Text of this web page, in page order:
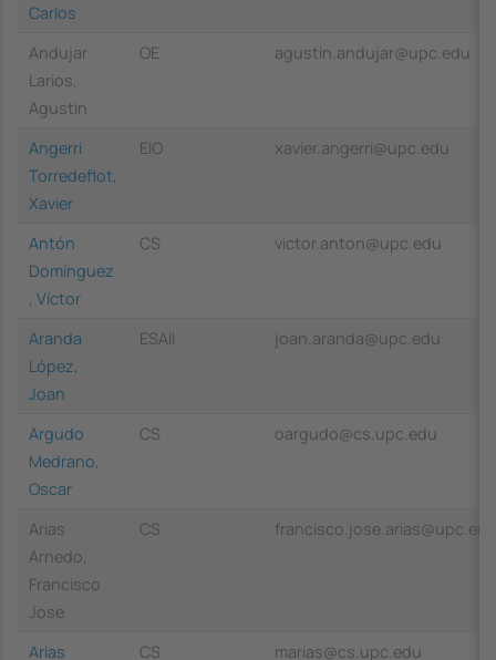
Carlos
Andujar
Larios,
Agustin
OE agustin.andujar@upc.edu
Angerri
Torredeflot,
Xavier
EIO xavier.angerri@upc.edu
Antón
Domínguez
, Víctor
CS victor.anton@upc.edu
Aranda
López,
Joan
ESAII joan.aranda@upc.edu
Argudo
Medrano,
Oscar
CS oargudo@cs.upc.edu
Arias
Arnedo,
Francisco
Jose
CS francisco.jose.arias@upc.edu
Arias
CS marias@cs.upc.edu